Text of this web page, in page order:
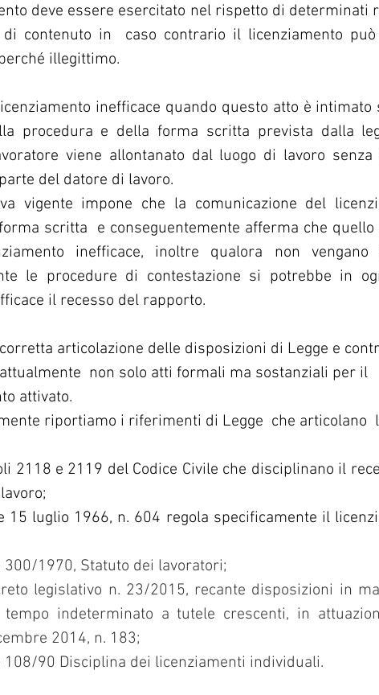
deve essere esercitato nel rispetto di determinati
contenuto in  caso contrario il licenziamento può
illegittimo.
inefficace quando questo atto è intimato
procedura e della forma scritta prevista dalla
viene allontanato dal luogo di lavoro senza
del datore di lavoro.
vigente impone che la comunicazione del
scritta  e conseguentemente afferma che quello
inefficace, inoltre qualora non vengano
le procedure di contestazione si potrebbe in
il recesso del rapporto.
articolazione delle disposizioni di Legge e
non solo atti formali ma sostanziali per il
attivato.
2118 e 2119 del Codice Civile che disciplinano il
15 luglio 1966, n. 604 regola specificamente il
300/1970, Statuto dei lavoratori;
legislativo n. 23/2015, recante disposizioni in
indeterminato a tutele crescenti, in
2014, n. 183;
108/90 Disciplina dei licenziamenti individuali.